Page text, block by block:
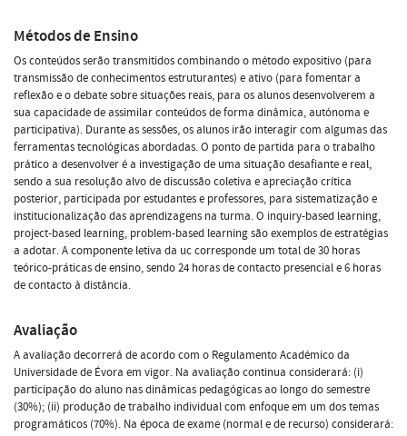
Métodos de Ensino
Os conteúdos serão transmitidos combinando o método expositivo (para
transmissão de conhecimentos estruturantes) e ativo (para fomentar a
reflexão e o debate sobre situações reais, para os alunos desenvolverem a
sua capacidade de assimilar conteúdos de forma dinâmica, autónoma e
participativa). Durante as sessões, os alunos irão interagir com algumas das
ferramentas tecnológicas abordadas. O ponto de partida para o trabalho
prático a desenvolver é a investigação de uma situação desafiante e real,
sendo a sua resolução alvo de discussão coletiva e apreciação crítica
posterior, participada por estudantes e professores, para sistematização e
institucionalização das aprendizagens na turma. O inquiry-based learning,
project-based learning, problem-based learning são exemplos de estratégias
a adotar. A componente letiva da uc corresponde um total de 30 horas
teórico-práticas de ensino, sendo 24 horas de contacto presencial e 6 horas
de contacto à distância.
Avaliação
A avaliação decorrerá de acordo com o Regulamento Académico da
Universidade de Évora em vigor. Na avaliação continua considerará: (i)
participação do aluno nas dinâmicas pedagógicas ao longo do semestre
(30%); (ii) produção de trabalho individual com enfoque em um dos temas
programáticos (70%). Na época de exame (normal e de recurso) considerará: